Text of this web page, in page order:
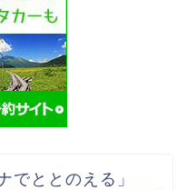
でととのえる」